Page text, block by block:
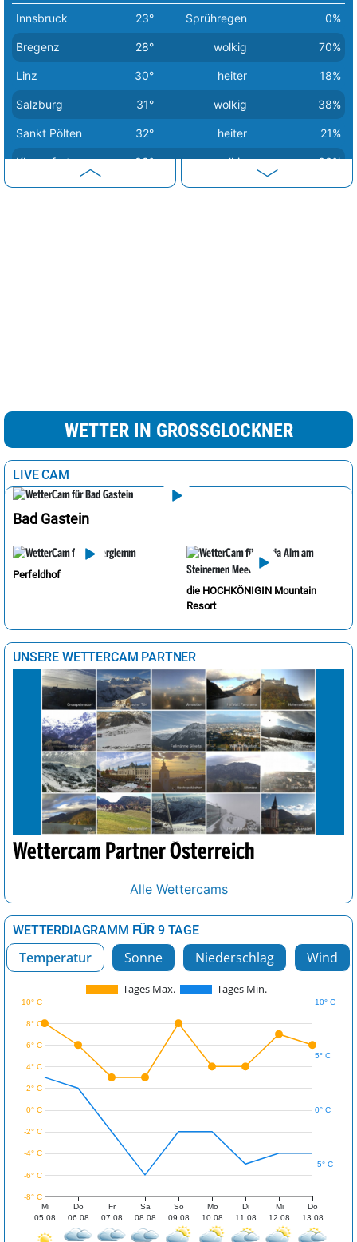
Innsbruck 23° Sprühregen 0%
Bregenz 28° wolkig 70%
Linz 30° heiter 18%
Salzburg 31° wolkig 38%
Sankt Pölten 32° heiter 21%
Klagenfurt 33° wolkig 63%
Graz 35° sonnig 0%
WETTER IN GROSSGLOCKNER
LIVE CAM
Bad Gastein
Perfeldhof
die HOCHKÖNIGIN Mountain
Resort
UNSERE WETTERCAM PARTNER
Wettercam Partner Österreich
Alle Wettercams
WETTERDIAGRAMM FÜR 9 TAGE
Temperatur Sonne Niederschlag Wind
Tages Max. Tages Min.
Mi
05.08
Do
06.08
Fr
07.08
Sa
08.08
So
09.08
Mo
10.08
Di
11.08
Mi
12.08
Do
13.08
-8° C
-6° C
-4° C
-2° C
0° C
2° C
4° C
6° C
8° C
10° C
-5° C
0° C
5° C
10° C